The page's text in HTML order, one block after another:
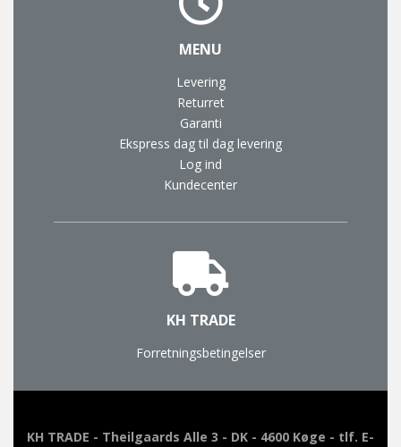
MENU
Levering
Returret
Garanti
Ekspress dag til dag levering
Log ind
Kundecenter
KH TRADE
Forretningsbetingelser
KH TRADE - Theilgaards Alle 3 - DK - 4600 Køge - tlf. E-